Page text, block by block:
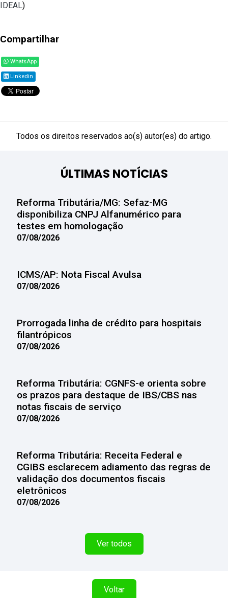
IDEAL)
Compartilhar
WhatsApp
Linkedin
Todos os direitos reservados ao(s) autor(es) do artigo.
ÚLTIMAS NOTÍCIAS
Reforma Tributária/MG: Sefaz-MG
disponibiliza CNPJ Alfanumérico para
testes em homologação
07/08/2026
ICMS/AP: Nota Fiscal Avulsa
07/08/2026
Prorrogada linha de crédito para hospitais
filantrópicos
07/08/2026
Reforma Tributária: CGNFS-e orienta sobre
os prazos para destaque de IBS/CBS nas
notas fiscais de serviço
07/08/2026
Reforma Tributária: Receita Federal e
CGIBS esclarecem adiamento das regras de
validação dos documentos fiscais
eletrônicos
07/08/2026
Ver todos
Voltar